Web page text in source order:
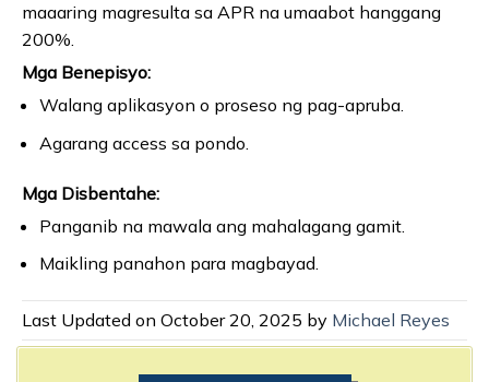
maaaring magresulta sa APR na umaabot hanggang
200%.
Mga Benepisyo:
Walang aplikasyon o proseso ng pag-apruba.
Agarang access sa pondo.
Mga Disbentahe:
Panganib na mawala ang mahalagang gamit.
Maikling panahon para magbayad.
Last Updated on October 20, 2025 by Michael Reyes